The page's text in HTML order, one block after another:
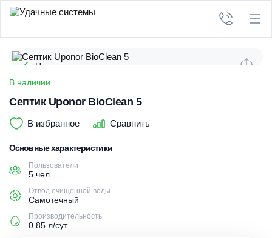
Назад
В наличии
Септик Uponor BioClean 5
В избранное Сравнить
Основные характеристики
Пользователи
5 чел
Отвод очищенной воды
Самотечный
Производительность
0.85 л/сут